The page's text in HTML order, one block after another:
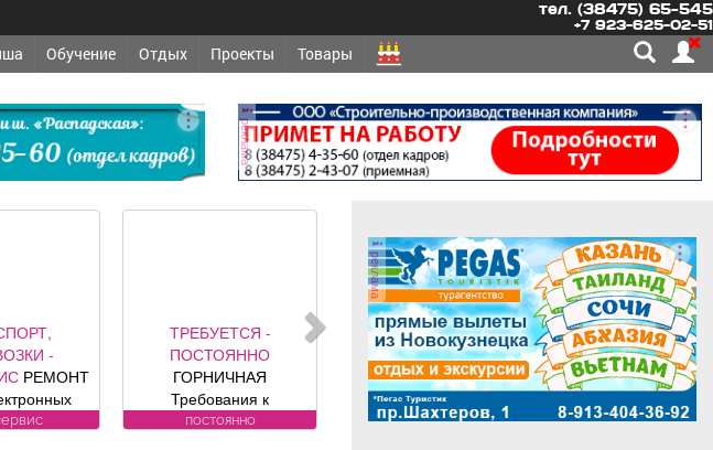
тел. (38475) 65-545
+7 923-625-02-51
Обучение Отдых Проекты Товары
реклама
-
РЕМОНТ
ТРЕБУЕТСЯ -
ПОСТОЯННО
ГОРНИЧНАЯ
Требования к
кандидату: без опыта
постоянно
реклама